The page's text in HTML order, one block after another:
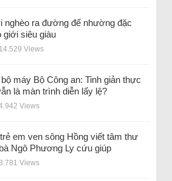
nghèo ra đường để nhường đặc
giới siêu giàu
Views
máy Bộ Công an: Tinh giản thực
là màn trình diễn lấy lệ?
Views
em ven sông Hồng viết tâm thư
Ngô Phương Ly cứu giúp
Views